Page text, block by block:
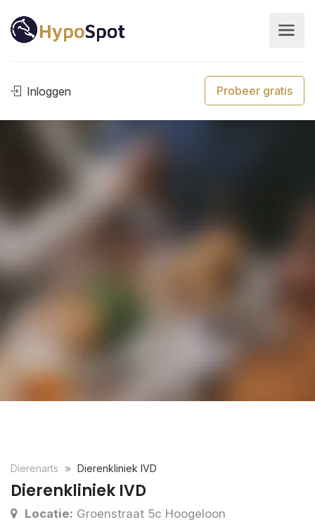
Inloggen Probeer gratis
Dierenarts Dierenkliniek IVD
Dierenkliniek IVD
Locatie: Groenstraat 5c Hoogeloon